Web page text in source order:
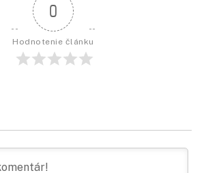
0
Hodnotenie článku